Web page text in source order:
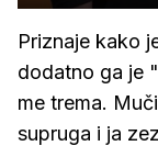
Priznaje kako
dodatno ga je
me trema.
supruga i ja